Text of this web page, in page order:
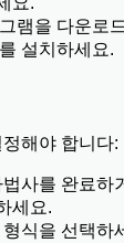
램을 다운로
설치하세요.
해야 합니다:
사를 완료하
세요.
식을 선택하